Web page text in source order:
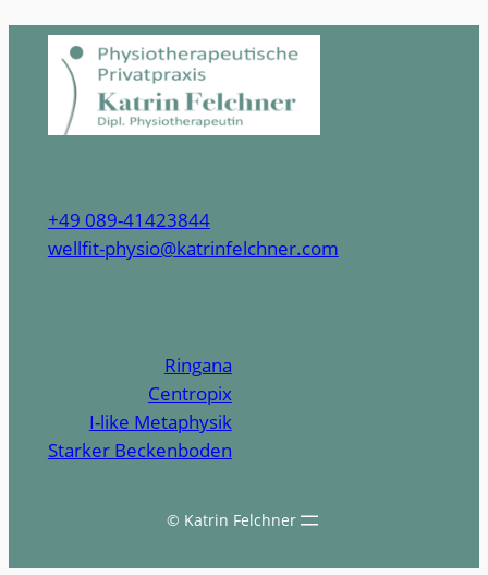
+49 089-41423844
wellfit-physio@katrinfelchner.com
Ringana
Centropix
I-like Metaphysik
Starker Beckenboden
© Katrin Felchner